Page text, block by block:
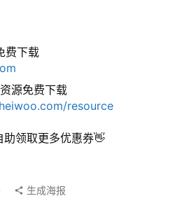
下载
源免费下载
resource
助领取更多优惠券👋
生成海报